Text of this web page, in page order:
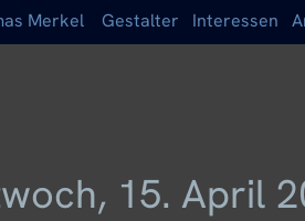
Merkel Gestalter Interessen
15. April